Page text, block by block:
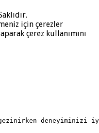
için çerezler
çerez kullanımını
deneyiminizi